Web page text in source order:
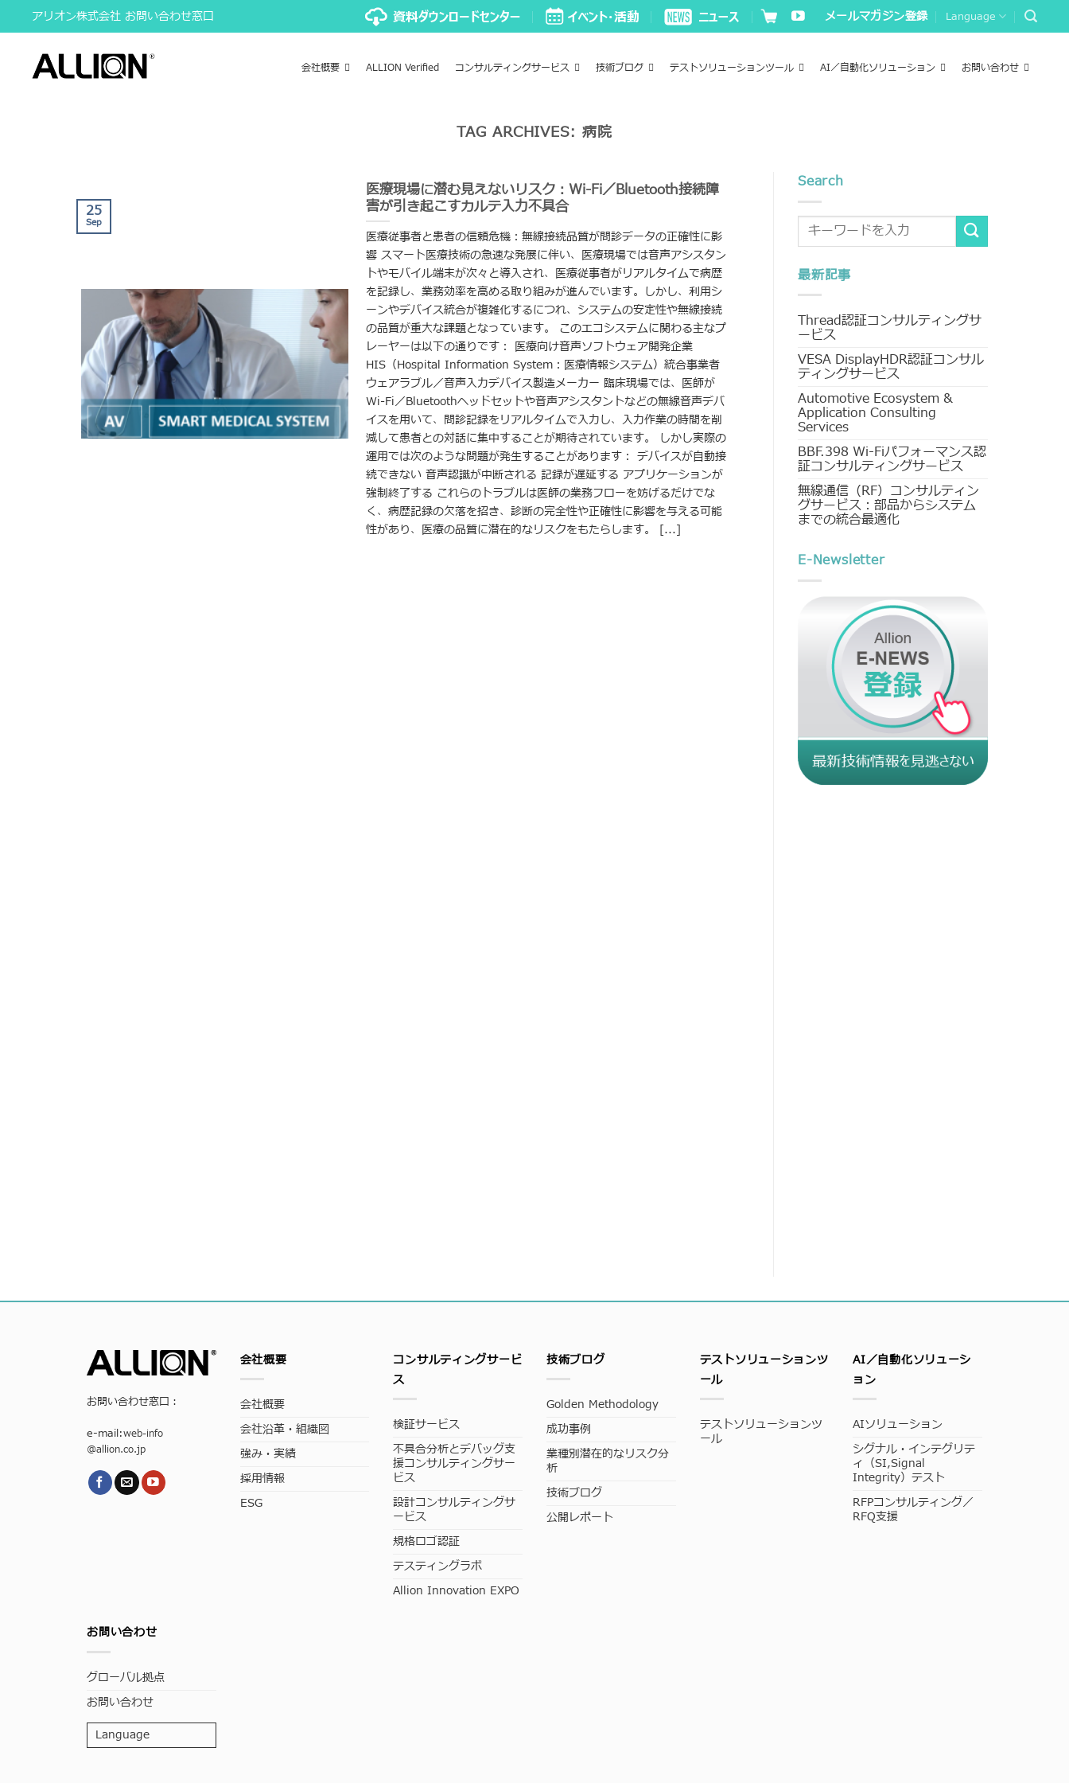
to
content
アリオン株式会社 お問い合わせ窓口 メールマガジン登録 Language
会社概要 ALLION Verified コンサルティングサービス 技術ブログ テストソリューションツール AI／自動化ソリューション お問い合わせ
TAG ARCHIVES:病院
医療現場に潜む見えないリスク：Wi-Fi／Bluetooth接続障
害が引き起こすカルテ入力不具合
医療従事者と患者の信頼危機：無線接続品質が問診データの正確性に影
響 スマート医療技術の急速な発展に伴い、医療現場では音声アシスタン
トやモバイル端末が次々と導入され、医療従事者がリアルタイムで病歴
を記録し、業務効率を高める取り組みが進んでいます。しかし、利用シ
ーンやデバイス統合が複雑化するにつれ、システムの安定性や無線接続
の品質が重大な課題となっています。 このエコシステムに関わる主なプ
レーヤーは以下の通りです： 医療向け音声ソフトウェア開発企業
HIS（Hospital Information System：医療情報システム）統合事業者
ウェアラブル／音声入力デバイス製造メーカー 臨床現場では、医師が
Wi-Fi／Bluetoothヘッドセットや音声アシスタントなどの無線音声デバ
イスを用いて、問診記録をリアルタイムで入力し、入力作業の時間を削
減して患者との対話に集中することが期待されています。 しかし実際の
運用では次のような問題が発生することがあります： デバイスが自動接
続できない 音声認識が中断される 記録が遅延する アプリケーションが
強制終了する これらのトラブルは医師の業務フローを妨げるだけでな
く、病歴記録の欠落を招き、診断の完全性や正確性に影響を与える可能
性があり、医療の品質に潜在的なリスクをもたらします。 [...]
25
Sep
Search
最新記事
Thread認証コンサルティングサ
ービス
VESA DisplayHDR認証コンサル
ティングサービス
Automotive Ecosystem &
Application Consulting
Services
BBF.398 Wi-Fiパフォーマンス認
証コンサルティングサービス
無線通信（RF）コンサルティン
グサービス：部品からシステム
までの統合最適化
E-Newsletter
お問い合わせ窓口：
e-mail:web-info
@allion.co.jp
会社概要
会社概要
会社沿革・組織図
強み・実績
採用情報
ESG
コンサルティングサービ
ス
検証サービス
不具合分析とデバッグ支
援コンサルティングサー
ビス
設計コンサルティングサ
ービス
規格ロゴ認証
テスティングラボ
Allion Innovation EXPO
技術ブログ
Golden Methodology
成功事例
業種別潜在的なリスク分
析
技術ブログ
公開レポート
テストソリューションツ
ール
テストソリューションツ
ール
AI／自動化ソリューシ
ョン
AIソリューション
シグナル・インテグリテ
ィ（SI,Signal
Integrity）テスト
RFPコンサルティング／
RFQ支援
お問い合わせ
グローバル拠点
お問い合わせ
Language